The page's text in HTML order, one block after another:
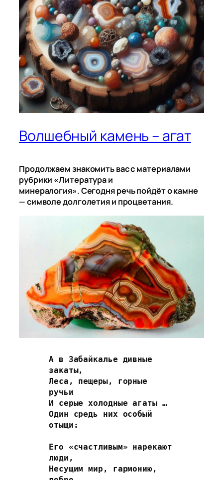
Волшебный камень – агат
Продолжаем знакомить вас с материалами
рубрики «Литература и
минералогия».Сегодня речь пойдёт о камне
— символе долголетия и процветания.
А в Забайкалье дивные
закаты,
Леса, пещеры, горные
ручьи
И серые холодные агаты …
Один средь них особый
отыщи:
Его «счастливым» нарекают
люди,
Несущим мир, гармонию,